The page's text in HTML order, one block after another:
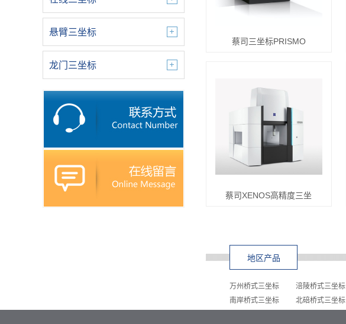
悬臂三坐标
龙门三坐标
蔡司三坐标PRISMO
蔡司XENOS高精度三坐
地区产品
万州桥式三坐标 涪陵桥式三坐标
南岸桥式三坐标
北碚桥式三坐标